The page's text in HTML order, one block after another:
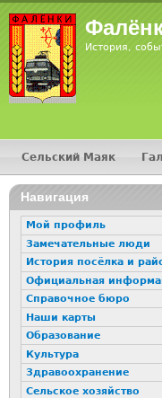
История,
Главное меню
Сельский Маяк
Навигация
Мой профиль
Замечательные люди
История посёлка и
Официальная
Справочное бюро
Наши карты
Образование
Культура
Здравоохранение
Сельское хозяйство